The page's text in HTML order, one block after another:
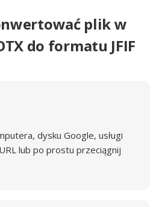
plik w
do formatu JFIF
dysku Google, usługi
lub po prostu przeciągnij